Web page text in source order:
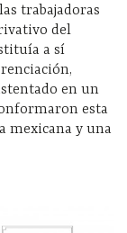
trabajadoras
del
a sí
en un
esta
mexicana y una